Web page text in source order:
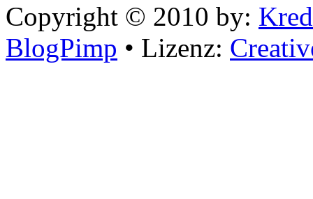
Copyright © 2010 by:
BlogPimp • Lizenz: